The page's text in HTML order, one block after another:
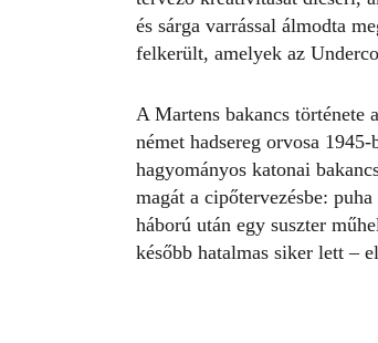
és sárga varrással álmodta
felkerült, amelyek az
A Martens bakancs története
német hadsereg orvosa
hagyományos katonai
magát a cipőtervezésbe:
háború után egy suszter
később hatalmas siker lett –